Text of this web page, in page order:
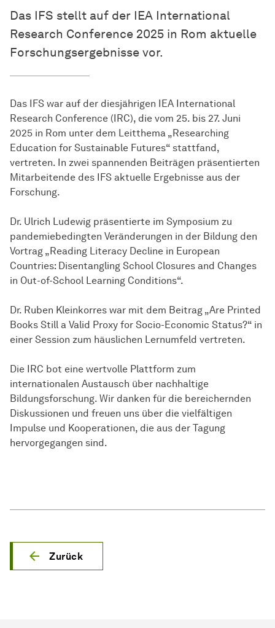
Das IFS stellt auf der IEA International
Research Conference 2025 in Rom aktuelle
Forschungsergebnisse vor.
Das IFS war auf der diesjährigen IEA International
Research Conference (IRC), die vom 25. bis 27. Juni
2025 in Rom unter dem Leitthema „Researching
Education for Sustainable Futures“ stattfand,
vertreten. In zwei spannenden Beiträgen präsentierten
Mitarbeitende des IFS aktuelle Ergebnisse aus der
Forschung.
Dr. Ulrich Ludewig präsentierte im Symposium zu
pandemiebedingten Veränderungen in der Bildung den
Vortrag „Reading Literacy Decline in European
Countries: Disentangling School Closures and Changes
in Out-of-School Learning Conditions“.
Dr. Ruben Kleinkorres war mit dem Beitrag „Are Printed
Books Still a Valid Proxy for Socio-Economic Status?“ in
einer Session zum häuslichen Lernumfeld vertreten.
Die IRC bot eine wertvolle Plattform zum
internationalen Austausch über nachhaltige
Bildungsforschung. Wir danken für die bereichernden
Diskussionen und freuen uns über die vielfältigen
Impulse und Kooperationen, die aus der Tagung
hervorgegangen sind.
Zurück